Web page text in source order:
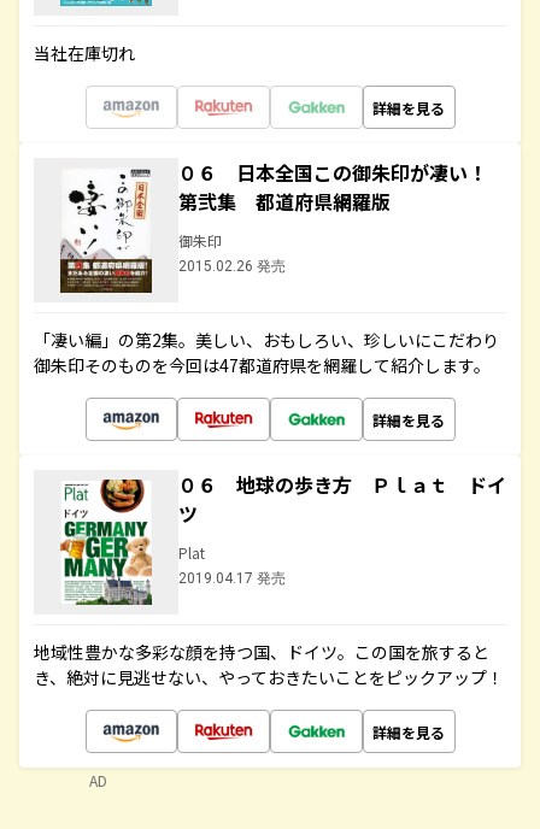
当社在庫切れ
詳細を見る
０６ 日本全国この御朱印が凄い！
第弐集 都道府県網羅版
御朱印
2015.02.26 発売
「凄い編」の第2集。美しい、おもしろい、珍しいにこだわり
御朱印そのものを今回は47都道府県を網羅して紹介します。
詳細を見る
０６ 地球の歩き方 Ｐｌａｔ ドイ
ツ
Plat
2019.04.17 発売
地域性豊かな多彩な顔を持つ国、ドイツ。この国を旅すると
き、絶対に見逃せない、やっておきたいことをピックアップ！
詳細を見る
AD